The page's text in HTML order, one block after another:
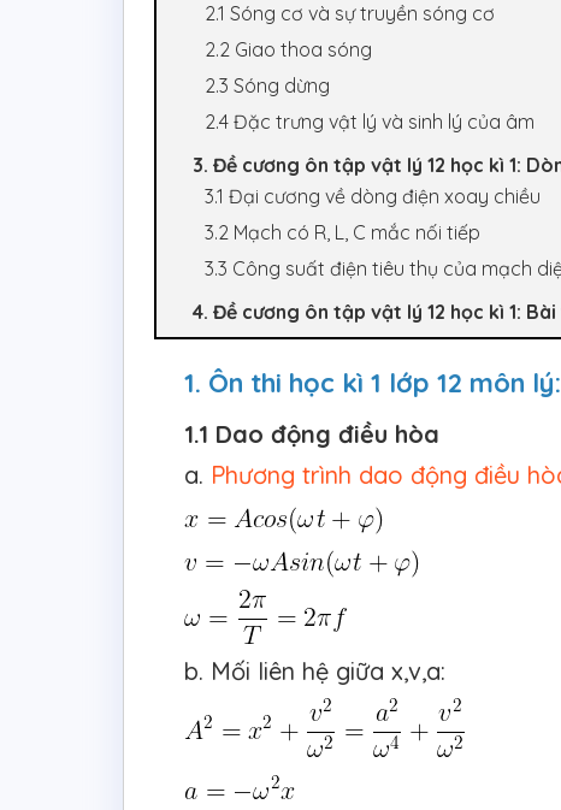
2.1 Sóng cơ và sự truyền sóng cơ
2.2 Giao thoa sóng
2.3 Sóng dừng
2.4 Đặc trưng vật lý và sinh lý của âm
3. Đề cương ôn tập vật lý 12 học kì 1:
3.1 Đại cương về dòng điện xoay chiều
3.2 Mạch có R, L, C mắc nối tiếp
3.3 Công suất điện tiêu thụ của mạch
4. Đề cương ôn tập vật lý 12 học kì 1:
1. Ôn thi học kì 1 lớp 12 môn
1.1 Dao động điều hòa
a. Phương trình dao động điều
b. Mối liên hệ giữa x,v,a: